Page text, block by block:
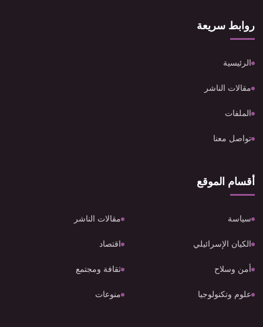
روابط سريعة
الرئيسية
مقالات الناشر
الملفات
تواصل معنا
أقسام الموقع
سياسة مقالات الناشر
الكيان الإسرائيلي اقتصاد
أمن وسلاح ثقافة ومجتمع
علوم وتكنولوجيا منوعات